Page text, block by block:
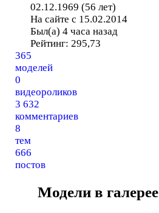
02.12.1969 (56 лет)
На сайте с 15.02.2014
Был(а) 4 часа назад
Рейтинг: 295,73
365
моделей
0
видеороликов
3 632
комментариев
8
тем
666
постов
Модели в галерее